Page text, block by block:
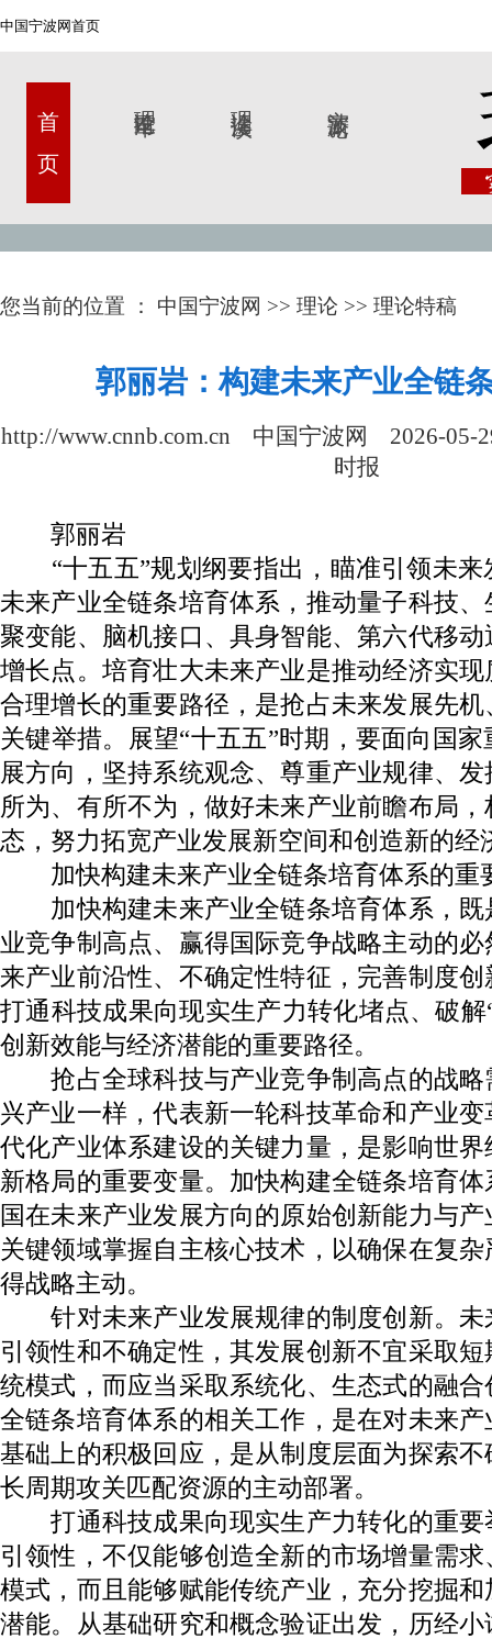
中国宁波网首页
首 页
您当前的位置 ： 中国宁波网 >> 理论 >> 理论特稿
郭丽岩：构建未来产业全链
http://www.cnnb.com.cn 中国宁波网
2026-05-
时报
郭丽岩
“十五五”规划纲要指出，瞄准引领未来
未来产业全链条培育体系，推动量子科技
聚变能、脑机接口、具身智能、第六代移
增长点。培育壮大未来产业是推动经济实
合理增长的重要路径，是抢占未来发展先
关键举措。展望“十五五”时期，要面向国
展方向，坚持系统观念、尊重产业规律、
所为、有所不为，做好未来产业前瞻布局
态，努力拓宽产业发展新空间和创造新的经
加快构建未来产业全链条培育体系的重
加快构建未来产业全链条培育体系，既
业竞争制高点、赢得国际竞争战略主动的
来产业前沿性、不确定性特征，完善制度
打通科技成果向现实生产力转化堵点、破
创新效能与经济潜能的重要路径。
抢占全球科技与产业竞争制高点的战略
兴产业一样，代表新一轮科技革命和产业
代化产业体系建设的关键力量，是影响世
新格局的重要变量。加快构建全链条培育
国在未来产业发展方向的原始创新能力与
关键领域掌握自主核心技术，以确保在复
得战略主动。
针对未来产业发展规律的制度创新。未
引领性和不确定性，其发展创新不宜采取
统模式，而应当采取系统化、生态式的融
全链条培育体系的相关工作，是在对未来
基础上的积极回应，是从制度层面为探索
长周期攻关匹配资源的主动部署。
打通科技成果向现实生产力转化的重要
引领性，不仅能够创造全新的市场增量需
模式，而且能够赋能传统产业，充分挖掘
潜能。从基础研究和概念验证出发，历经